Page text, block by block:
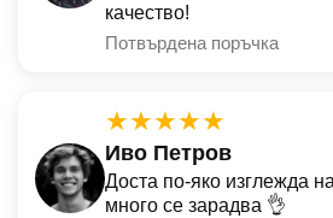
качество!
Потвърдена поръчка
★★★★★
Иво Петров
Доста по-яко изглежда
много се зарадва 👌